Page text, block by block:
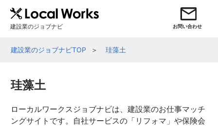
建設業のジョブナビ お問い合わせ
建設業のジョブナビTOP 珪藻土
珪藻土
ローカルワークスジョブナビは、建設業のお仕事マッチ
ングサイトです。自社サービスの「リフォマ」や保険会